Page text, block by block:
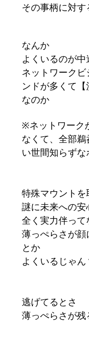
その事柄に対
なんか
よくいるのが中
ネットワーク
ンドが多くて
なのか
※ネットワーク
なくて、全部
い世間知らず
特殊マウントを
謎に未来への
全く実力伴って
薄っぺらさが
とか
よくいるじゃ
逃げてるとさ
薄っぺらさが残